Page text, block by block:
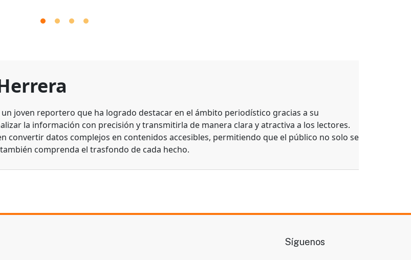
joven reportero que ha logrado destacar en el ámbito periodístico gracias a su
la información con precisión y transmitirla de manera clara y atractiva a los lectores.
convertir datos complejos en contenidos accesibles, permitiendo que el público no solo se
comprenda el trasfondo de cada hecho.
Síguenos